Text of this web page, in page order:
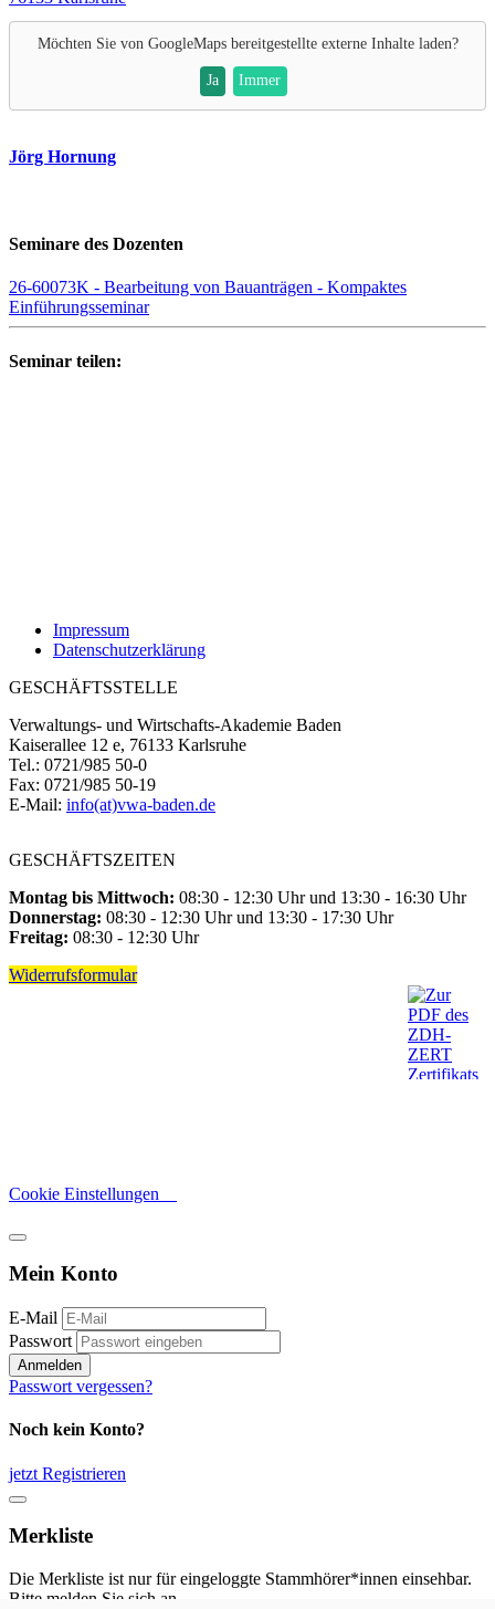
Möchten Sie von GoogleMapsbereitgestellte externe Inhalte laden?
Ja Immer
Jörg Hornung
Seminare des Dozenten
26-60073K - Bearbeitung von Bauanträgen - Kompaktes
Einführungsseminar
Seminar teilen:
Impressum
Datenschutzerklärung
GESCHÄFTSSTELLE
Verwaltungs- und Wirtschafts-Akademie Baden
Kaiserallee 12 e, 76133 Karlsruhe
Tel.: 0721/985 50-0
Fax: 0721/985 50-19
E-Mail: info(at)vwa-baden.de
GESCHÄFTSZEITEN
Montag bis Mittwoch: 08:30 - 12:30 Uhr und 13:30 - 16:30 Uhr
Donnerstag: 08:30 - 12:30 Uhr und 13:30 - 17:30 Uhr
Freitag: 08:30 - 12:30 Uhr
Widerrufsformular
Cookie Einstellungen
Mein Konto
E-Mail
Passwort
Anmelden
Passwort vergessen?
Noch kein Konto?
jetzt Registrieren
Merkliste
Die Merkliste ist nur für eingeloggte Stammhörer*innen einsehbar.
Bitte melden Sie sich an.